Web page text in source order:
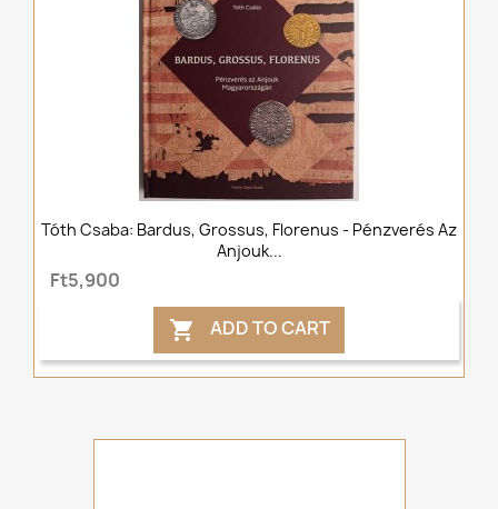
Tóth Csaba: Bardus, Grossus, Florenus - Pénzverés Az
Anjouk...
Ft5,900
 ADD TO CART